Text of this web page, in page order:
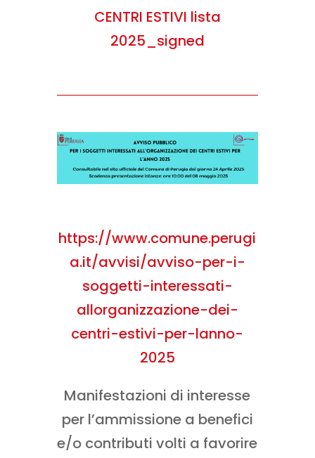
CENTRI ESTIVI lista
2025_signed
https://www.comune.perugi
a.it/avvisi/avviso-per-i-
soggetti-interessati-
allorganizzazione-dei-
centri-estivi-per-lanno-
2025
​Manifestazioni di interesse
per l’ammissione a benefici
e/o contributi volti a favorire